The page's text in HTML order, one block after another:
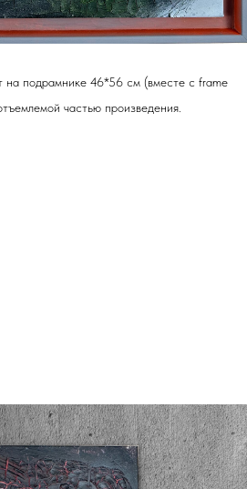
на подрамнике 46*56 см (вместе с frame
частью произведения.